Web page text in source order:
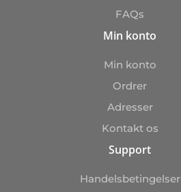
FAQs
Min konto
Min konto
Ordrer
Adresser
Kontakt os
Support
Handelsbetingelser